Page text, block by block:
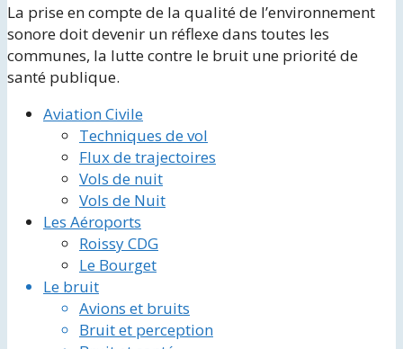
La prise en compte de la qualité de l’environnement
sonore doit devenir un réflexe dans toutes les
communes, la lutte contre le bruit une priorité de
santé publique.
Aviation Civile
Techniques de vol
Flux de trajectoires
Vols de nuit
Vols de Nuit
Les Aéroports
Roissy CDG
Le Bourget
Le bruit
Avions et bruits
Bruit et perception